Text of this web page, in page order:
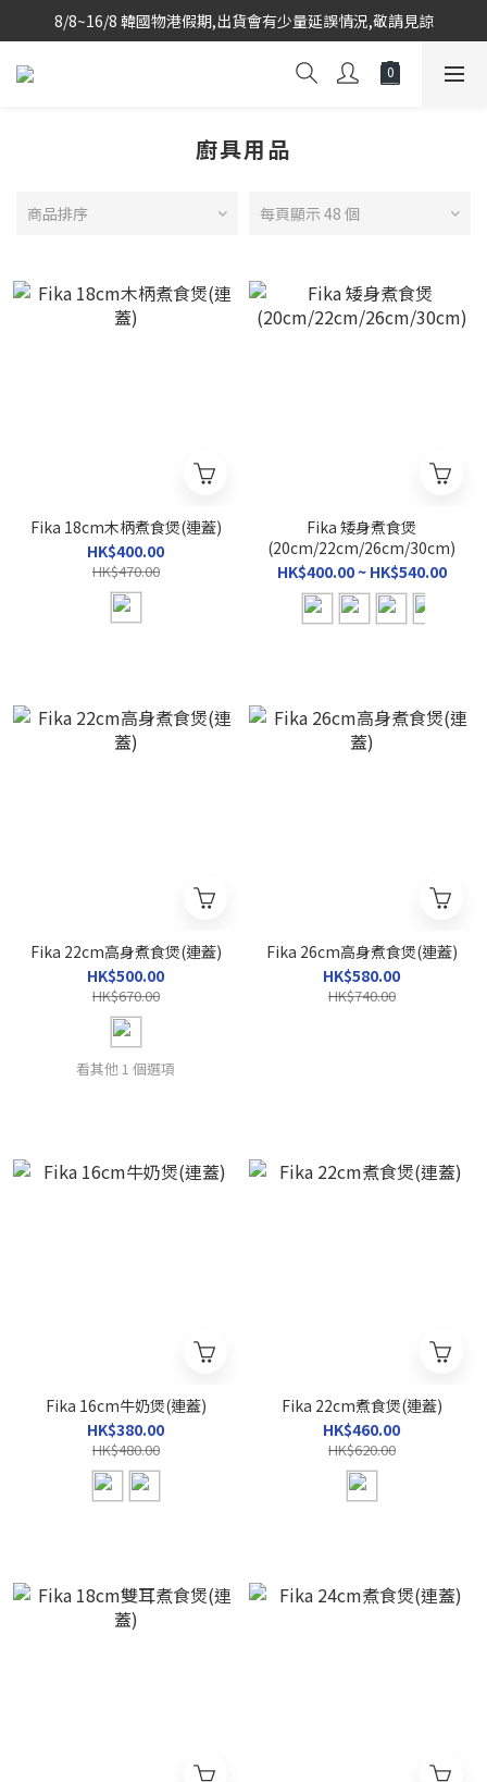
韓國當地代購團隊,每星期韓國直送香港
8/8~16/8 韓國物港假期,出貨會有少量延誤情況,敬請見諒
韓國當地代購團隊,每星期韓國直送香港
廚具用品
商品排序 每頁顯示 48 個
Fika 18cm木柄煮食煲(連蓋)
HK$400.00
HK$470.00
Fika 矮身煮食煲
(20cm/22cm/26cm/30cm)
HK$400.00 ~ HK$540.00
Fika 22cm高身煮食煲(連蓋)
HK$500.00
HK$670.00
看其他 1 個選項
Fika 26cm高身煮食煲(連蓋)
HK$580.00
HK$740.00
Fika 16cm牛奶煲(連蓋)
HK$380.00
HK$480.00
Fika 22cm煮食煲(連蓋)
HK$460.00
HK$620.00